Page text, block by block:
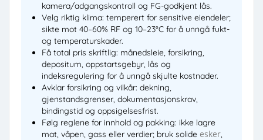
kamera/adgangskontroll og FG-godkjent lås.
Velg riktig klima: temperert for sensitive eiendeler;
sikte mot 40–60% RF og 10–23°C for å unngå fukt-
og temperaturskader.
Få total pris skriftlig: månedsleie, forsikring,
depositum, oppstartsgebyr, lås og
indeksregulering for å unngå skjulte kostnader.
Avklar forsikring og vilkår: dekning,
gjenstandsgrenser, dokumentasjonskrav,
bindingstid og oppsigelsesfrist.
Følg reglene for innhold og pakking: ikke lagre
mat, våpen, gass eller verdier; bruk solide esker,